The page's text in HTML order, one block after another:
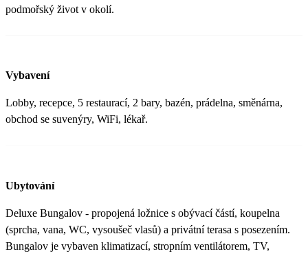
podmořský život v okolí.
Vybavení
Lobby, recepce, 5 restaurací, 2 bary, bazén, prádelna, směnárna,
obchod se suvenýry, WiFi, lékař.
Ubytování
Deluxe Bungalov - propojená ložnice s obývací částí, koupelna
(sprcha, vana, WC, vysoušeč vlasů) a privátní terasa s posezením.
Bungalov je vybaven klimatizací, stropním ventilátorem, TV,